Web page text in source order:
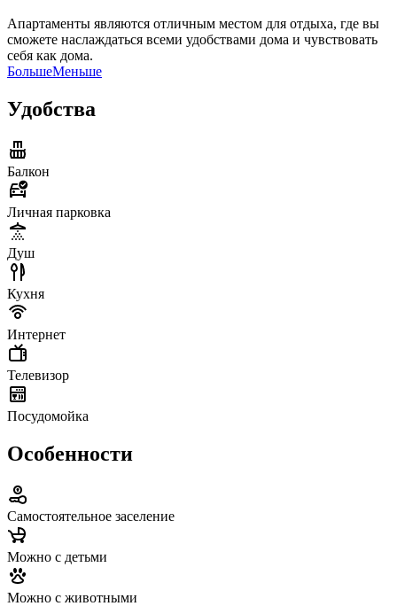
Апартаменты являются отличным местом для отдыха, где вы
сможете наслаждаться всеми удобствами дома и чувствовать
себя как дома.
БольшеМеньше
Удобства
Балкон
Личная парковка
Душ
Кухня
Интернет
Телевизор
Посудомойка
Особенности
Самостоятельное заселение
Можно с детьми
Можно с животными